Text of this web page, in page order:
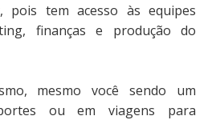
pois tem acesso às equipes
finanças e produção do
mesmo você sendo um
ou em viagens para